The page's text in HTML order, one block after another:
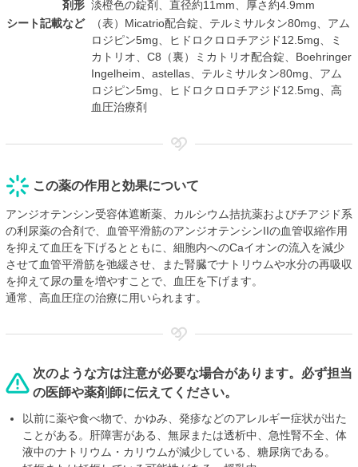
剤形 淡橙色の錠剤、直径約11mm、厚さ約4.9mm
シート記載など
（表）Micatrio配合錠、テルミサルタン80mg、アム
ロジピン5mg、ヒドロクロロチアジド12.5mg、ミ
カトリオ、C8（裏）ミカトリオ配合錠、Boehringer
Ingelheim、astellas、テルミサルタン80mg、アム
ロジピン5mg、ヒドロクロロチアジド12.5mg、高
血圧治療剤
この薬の作用と効果について
アンジオテンシン受容体遮断薬、カルシウム拮抗薬およびチアジド系
の利尿薬の合剤で、血管平滑筋のアンジオテンシンIIの血管収縮作用
を抑えて血圧を下げるとともに、細胞内へのCaイオンの流入を減少
させて血管平滑筋を弛緩させ、また腎臓でナトリウムや水分の再吸収
を抑えて尿の量を増やすことで、血圧を下げます。
通常、高血圧症の治療に用いられます。
次のような方は注意が必要な場合があります。必ず担当
の医師や薬剤師に伝えてください。
以前に薬や食べ物で、かゆみ、発疹などのアレルギー症状が出た
ことがある。肝障害がある、無尿または透析中、急性腎不全、体
液中のナトリウム・カリウムが減少している、糖尿病である。